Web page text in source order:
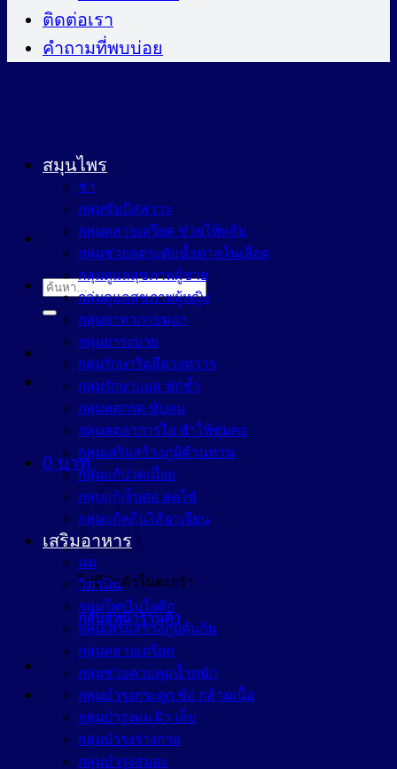
ติดต่อเรา
คำถามที่พบบ่อย
ค้นหา:
0 บาท
ไม่มีสินค้าในตะกร้า
กลับสู่หน้าร้านค้า
สมุนไพร
ชา
กลุ่มขับปัสสาวะ
กลุ่มคลายเครียด ช่วยให้หลับ
กลุ่มช่วยลดระดับน้ำตาลในเลือด
กลุ่มดูแลสุขภาพผู้ชาย
กลุ่มดูแลสุขภาพผู้หญิง
กลุ่มยาทาภายนอก
กลุ่มยาระบาย
กลุ่มรักษาริดสีดวงทวาร
กลุ่มรักษาแผล ฟกช้ำ
กลุ่มลดกรด ขับลม
กลุ่มลดอาการไอ ทำให้ชุ่มคอ
กลุ่มเสริมสร้างภูมิต้านทาน
กลุ่มแก้ปวดเมื่อย
กลุ่มแก้เจ็บคอ ลดไข้
กลุ่มแก้คลื่นไส้อาเจียน
เสริมอาหาร
นม
วิตามิน
กลุ่มโพรไบโอติก
กลุ่มเสริมสร้างภูมิคุ้มกัน
กลุ่มคลายเครียด
กลุ่มช่วยควบคุมน้ำหนัก
กลุ่มบำรุงกระดูก ข้อ กล้ามเนื้อ
กลุ่มบำรุงผม ผิว เล็บ
กลุ่มบำรุงร่างกาย
กลุ่มบำรุงสมอง